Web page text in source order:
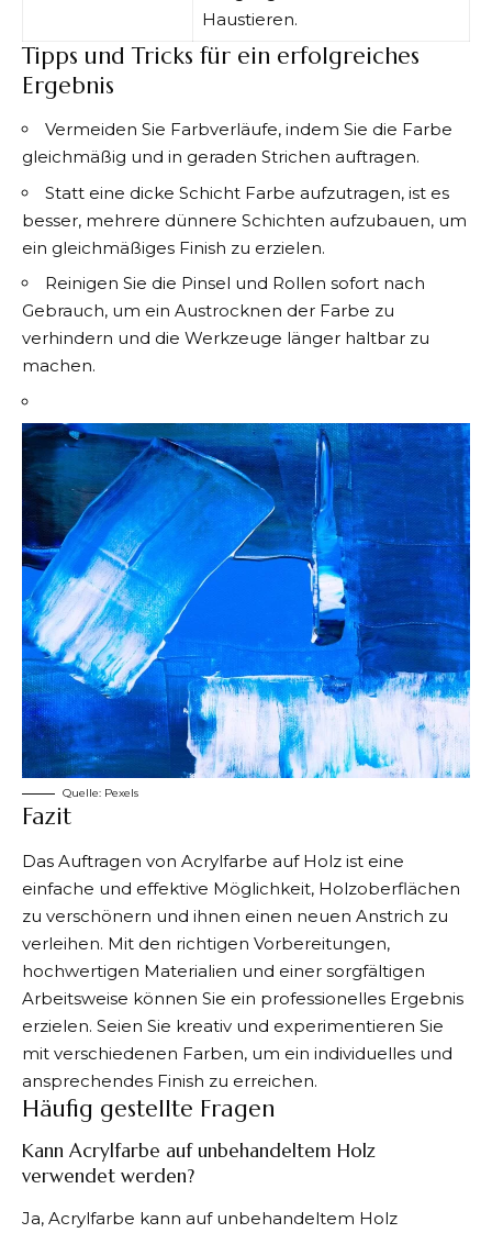
Haustieren.
Tipps und Tricks für ein erfolgreiches
Ergebnis
Vermeiden Sie Farbverläufe, indem Sie die Farbe
gleichmäßig und in geraden Strichen auftragen.
Statt eine dicke Schicht Farbe aufzutragen, ist es
besser, mehrere dünnere Schichten aufzubauen, um
ein gleichmäßiges Finish zu erzielen.
Reinigen Sie die Pinsel und Rollen sofort nach
Gebrauch, um ein Austrocknen der Farbe zu
verhindern und die Werkzeuge länger haltbar zu
machen.
Quelle: Pexels
Fazit
Das Auftragen von Acrylfarbe auf Holz ist eine
einfache und effektive Möglichkeit, Holzoberflächen
zu verschönern und ihnen einen neuen Anstrich zu
verleihen. Mit den richtigen Vorbereitungen,
hochwertigen Materialien und einer sorgfältigen
Arbeitsweise können Sie ein professionelles Ergebnis
erzielen. Seien Sie kreativ und experimentieren Sie
mit verschiedenen Farben, um ein individuelles und
ansprechendes Finish zu erreichen.
Häufig gestellte Fragen
Kann Acrylfarbe auf unbehandeltem Holz
verwendet werden?
Ja, Acrylfarbe kann auf unbehandeltem Holz